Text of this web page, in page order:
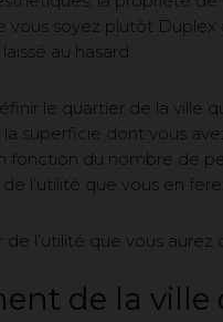
soyez plutôt Duplex
au hasard.
le quartier de la ville
superficie dont vous
du nombre de
l’utilité que vous en
de l’utilité que vous aurez
de la ville